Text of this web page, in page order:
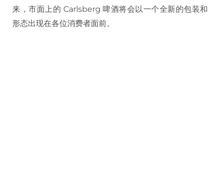
来，市面上的 Carlsberg 啤酒将会以一个全新的包装和
形态出现在各位消费者面前。